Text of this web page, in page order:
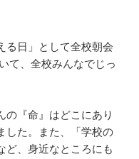
る日」として全校朝会
て、全校みんなでじっ
の『命』はどこにあり
した。また、「学校の
ど、身近なところにも